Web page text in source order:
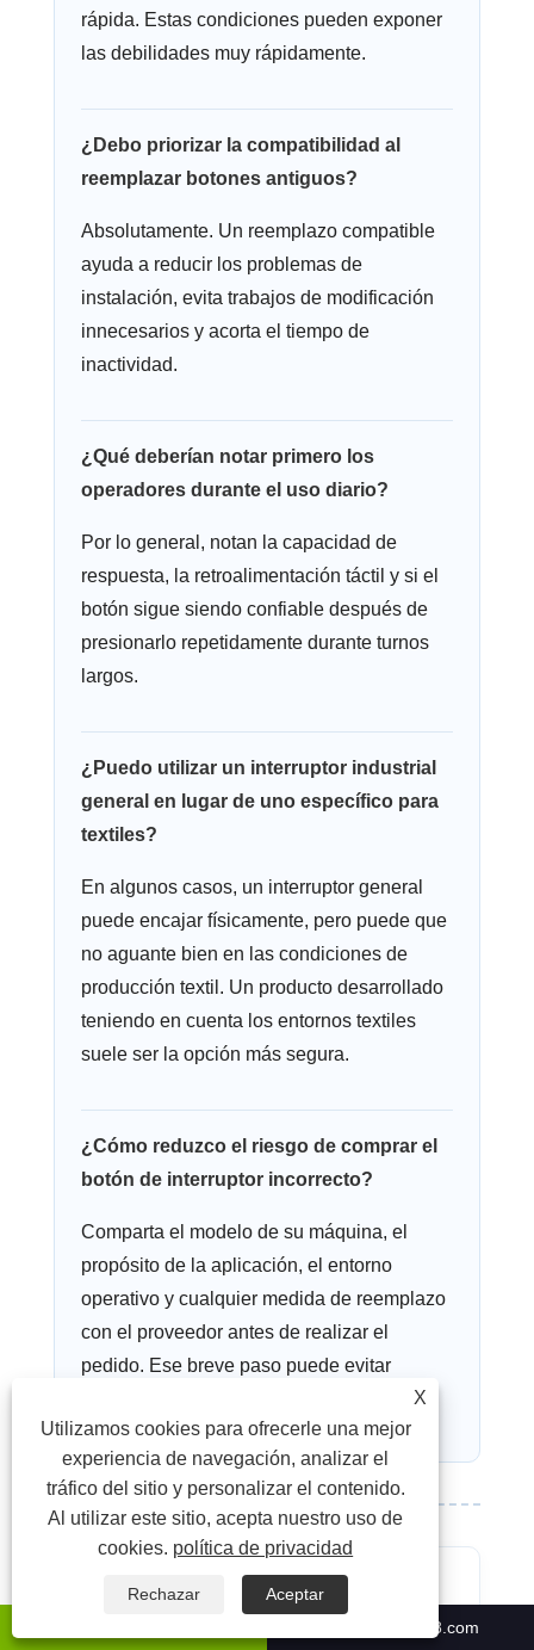
rápida. Estas condiciones pueden exponer
las debilidades muy rápidamente.
¿Debo priorizar la compatibilidad al
reemplazar botones antiguos?
Absolutamente. Un reemplazo compatible
ayuda a reducir los problemas de
instalación, evita trabajos de modificación
innecesarios y acorta el tiempo de
inactividad.
¿Qué deberían notar primero los
operadores durante el uso diario?
Por lo general, notan la capacidad de
respuesta, la retroalimentación táctil y si el
botón sigue siendo confiable después de
presionarlo repetidamente durante turnos
largos.
¿Puedo utilizar un interruptor industrial
general en lugar de uno específico para
textiles?
En algunos casos, un interruptor general
puede encajar físicamente, pero puede que
no aguante bien en las condiciones de
producción textil. Un producto desarrollado
teniendo en cuenta los entornos textiles
suele ser la opción más segura.
¿Cómo reduzco el riesgo de comprar el
botón de interruptor incorrecto?
Comparta el modelo de su máquina, el
propósito de la aplicación, el entorno
operativo y cualquier medida de reemplazo
con el proveedor antes de realizar el
pedido. Ese breve paso puede evitar
¿Cuál es la forma más
X
Utilizamos cookies para ofrecerle una mejor
experiencia de navegación, analizar el
tráfico del sitio y personalizar el contenido.
Al utilizar este sitio, acepta nuestro uso de
cookies. política de privacidad
Rechazar
Aceptar
sale12@cscx88.com